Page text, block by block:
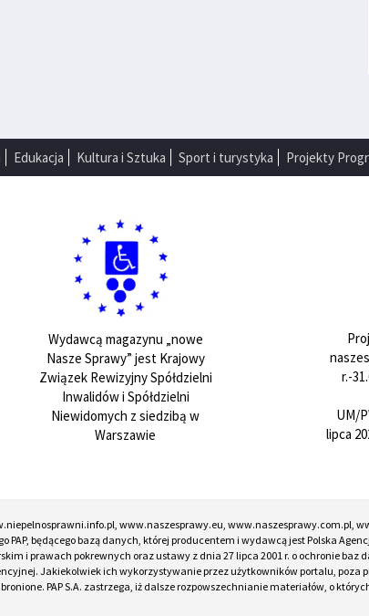
Edukacja Kultura i Sztuka Sport i turystyka Projekty
Wydawcą magazynu „nowe
Nasze Sprawy” jest Krajowy
Związek Rewizyjny Spółdzielni
Inwalidów i Spółdzielni
Niewidomych z siedzibą w
Warszawie
r.-
UM/
lipca
www.naszesprawy.eu, www.naszesprawy.com.pl,
PAP, będącego bazą danych, której producentem i wydawcą jest Polska
i prawach pokrewnych oraz ustawy z dnia 27 lipca 2001 r. o ochronie baz
Jakiekolwiek ich wykorzystywanie przez użytkowników portalu,
PAP S.A. zastrzega, iż dalsze rozpowszechnianie materiałów, o